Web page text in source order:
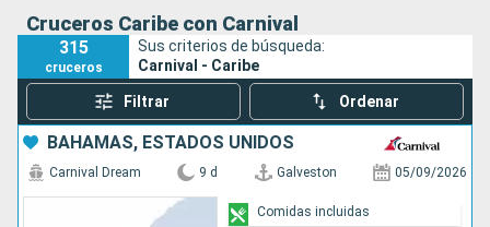
Cruceros Caribe con Carnival
315
cruceros
Sus criterios de búsqueda:
Carnival - Caribe
Filtrar Ordenar
BAHAMAS, ESTADOS UNIDOS
Carnival Dream 9 d Galveston 05/09/2026
Comidas incluidas